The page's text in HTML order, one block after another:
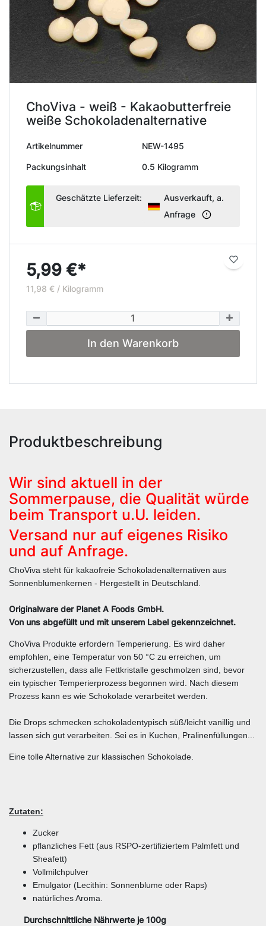
ChoViva - weiß - Kakaobutterfreie
weiße Schokoladenalternative
Artikelnummer NEW-1495
Packungsinhalt 0.5 Kilogramm
Geschätzte Lieferzeit:
Ausverkauft, a.
Anfrage
5,99 €*
11,98 € / Kilogramm
In den Warenkorb
Produktbeschreibung
Wir sind aktuell in der
Sommerpause, die Qualität würde
beim Transport u.U. leiden.
Versand nur auf eigenes Risiko
und auf Anfrage.
ChoViva steht für kakaofreie Schokoladenalternativen aus
Sonnenblumenkernen - Hergestellt in Deutschland.
Originalware der Planet A Foods GmbH.
Von uns abgefüllt und mit unserem Label gekennzeichnet.
ChoViva Produkte erfordern Temperierung. Es wird daher
empfohlen, eine Temperatur von 50 °C zu erreichen, um
sicherzustellen, dass alle Fettkristalle geschmolzen sind, bevor
ein typischer Temperierprozess begonnen wird. Nach diesem
Prozess kann es wie Schokolade verarbeitet werden.
Die Drops schmecken schokoladentypisch süß/leicht vanillig und
lassen sich gut verarbeiten. Sei es in Kuchen, Pralinenfüllungen...
Eine tolle Alternative zur klassischen Schokolade.
Zutaten:
Zucker
pflanzliches Fett (aus RSPO-zertifiziertem Palmfett und
Sheafett)
Vollmilchpulver
Emulgator (Lecithin: Sonnenblume oder Raps)
natürliches Aroma.
Durchschnittliche Nährwerte je 100g